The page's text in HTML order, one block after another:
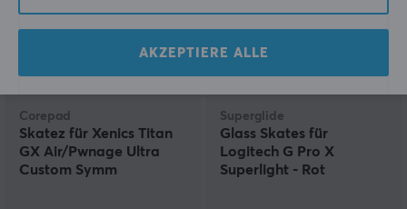
Corepad
Skatez für Xenics Titan
GX Air/Pwnage Ultra
Custom Symm
Superglide
Glass Skates für
Logitech G Pro X
Superlight - Rot
AKZEPTIERE ALLE